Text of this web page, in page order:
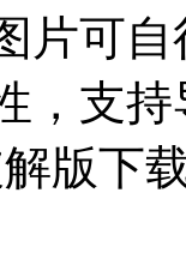
片可
，支
版下